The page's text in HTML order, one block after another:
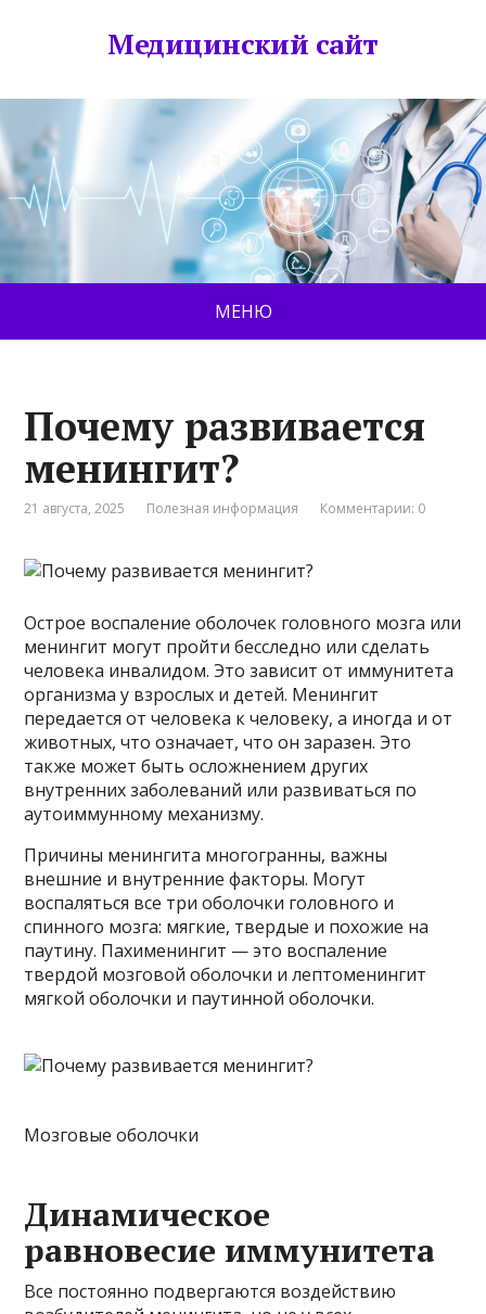
Медицинский сайт
МЕНЮ
Почему развивается
менингит?
21 августа, 2025 Полезная информация Комментарии: 0
Острое воспаление оболочек головного мозга или
менингит могут пройти бесследно или сделать
человека инвалидом. Это зависит от иммунитета
организма у взрослых и детей. Менингит
передается от человека к человеку, а иногда и от
животных, что означает, что он заразен. Это
также может быть осложнением других
внутренних заболеваний или развиваться по
аутоиммунному механизму.
Причины менингита многогранны, важны
внешние и внутренние факторы. Могут
воспаляться все три оболочки головного и
спинного мозга: мягкие, твердые и похожие на
паутину. Пахименингит — это воспаление
твердой мозговой оболочки и лептоменингит
мягкой оболочки и паутинной оболочки.
Мозговые оболочки
Динамическое
равновесие иммунитета
Все постоянно подвергаются воздействию